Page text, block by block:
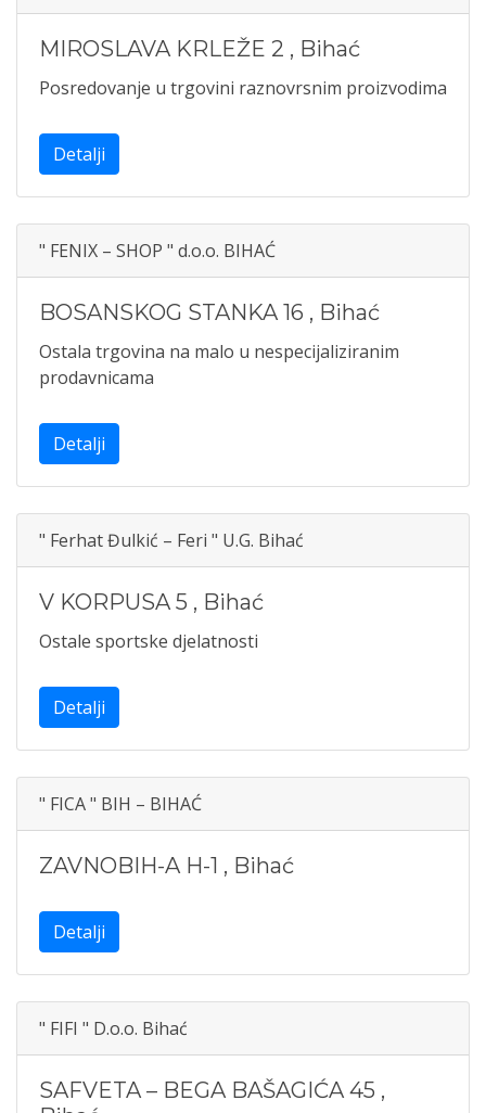
MIROSLAVA KRLEŽE 2 , Bihać
Posredovanje u trgovini raznovrsnim proizvodima
Detalji
" FENIX – SHOP " d.o.o. BIHAĆ
BOSANSKOG STANKA 16 , Bihać
Ostala trgovina na malo u nespecijaliziranim
prodavnicama
Detalji
" Ferhat Đulkić – Feri " U.G. Bihać
V KORPUSA 5 , Bihać
Ostale sportske djelatnosti
Detalji
" FICA " BIH – BIHAĆ
ZAVNOBIH-A H-1 , Bihać
Detalji
" FIFI " D.o.o. Bihać
SAFVETA – BEGA BAŠAGIĆA 45 ,